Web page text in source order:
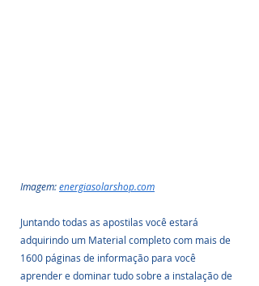
Imagem: energiasolarshop.com
Juntando todas as apostilas você estará
adquirindo um Material completo com mais de
1600 páginas de informação para você
aprender e dominar tudo sobre a instalação de